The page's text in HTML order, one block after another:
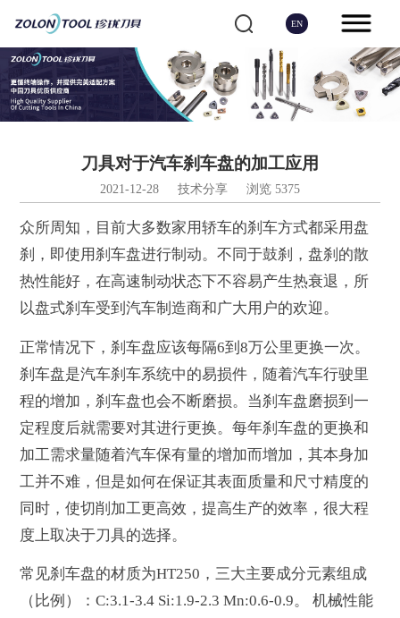
EN
刀具对于汽车刹车盘的加工应用
2021-12-28 技术分享 浏览 5375
众所周知，目前大多数家用轿车的刹车方式都采用盘
刹，即使用刹车盘进行制动。不同于鼓刹，盘刹的散
热性能好，在高速制动状态下不容易产生热衰退，所
以盘式刹车受到汽车制造商和广大用户的欢迎。
正常情况下，刹车盘应该每隔6到8万公里更换一次。
刹车盘是汽车刹车系统中的易损件，随着汽车行驶里
程的增加，刹车盘也会不断磨损。当刹车盘磨损到一
定程度后就需要对其进行更换。每年刹车盘的更换和
加工需求量随着汽车保有量的增加而增加，其本身加
工并不难，但是如何在保证其表面质量和尺寸精度的
同时，使切削加工更高效，提高生产的效率，很大程
度上取决于刀具的选择。
常见刹车盘的材质为HT250，三大主要成分元素组成
（比例）：C:3.1-3.4 Si:1.9-2.3 Mn:0.6-0.9。 机械性能